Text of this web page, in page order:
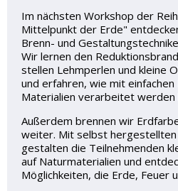
Im nächsten Workshop der
Mittelpunkt der Erde"
Brenn- und
Wir lernen den
stellen Lehmperlen und kleine
und erfahren, wie mit
Materialien verarbeitet werden
Außerdem brennen wir
weiter. Mit selbst hergestellten
gestalten die Teilnehmenden
auf Naturmaterialien und
Möglichkeiten, die Erde, Feuer